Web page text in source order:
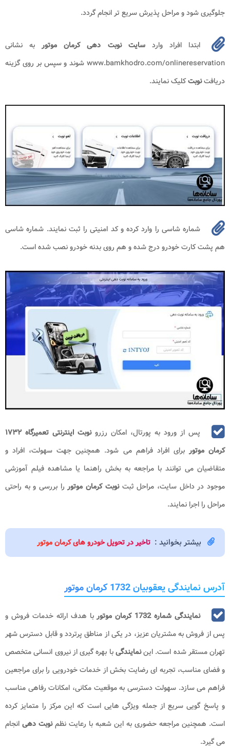
جلوگیری شود و مراحل پذیرش سریع تر انجام گردد.
ابتدا افراد واردسایت نوبت دهی کرمان موتوربه نشانی
www.bamkhodro.com/onlinereservation شوند و سپس بر روی گزینه
دریافتنوبتکلیک نمایند.
شماره شاسی را وارد کرده و کد امنیتی را ثبت نمایند. شماره شاسی
هم پشت کارت خودرو درج شده و هم روی بدنه خودرو نصب شده است.
پس از ورود به پورتال، امکان رزرو
نوبت اینترنتی تعمیرگاه ۱۷۳۲
کرمان موتوربرای افراد فراهم می شود. همچنین جهت سهولت، افراد و
متقاضیان می توانند با مراجعه به بخش راهنما یا مشاهده فیلم آموزشی
موجود در داخل سایت، مراحل ثبتنوبت کرمان موتوررا بررسی و به راحتی
مراحل را اجرا نمایند.
بیشتر بخوانید : تاخیر در تحویل خودرو های کرمان موتور
آدرس نمایندگی یعقوبیان 1732 کرمان موتور
نمایندگی شماره 1732 کرمان موتور
با هدف ارائه خدمات فروش و
پس از فروش به مشتریان عزیز، در یکی از مناطق پرتردد و قابل دسترس شهر
تهران مستقر شده است. ایننمایندگیبا بهره گیری از نیروی انسانی متخصص
و فضای مناسب، تجربه ای رضایت بخش از خدمات خودرویی را برای مراجعین
فراهم می سازد. سهولت دسترسی به موقعیت مکانی، امکانات رفاهی مناسب
و پاسخ گویی سریع از جمله ویژگی هایی است که این مرکز را متمایز کرده
است. همچنین مراجعه حضوری به این شعبه با رعایت نظمنوبت دهی انجام
می گیرد.